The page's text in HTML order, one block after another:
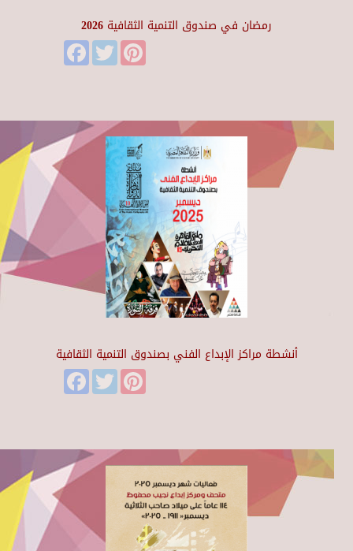
رمضان في صندوق التنمية الثقافية 2026
FacebookTwitter
أنشطة مراكز الإبداع الفني بصندوق التنمية الثقافية
FacebookTwitter